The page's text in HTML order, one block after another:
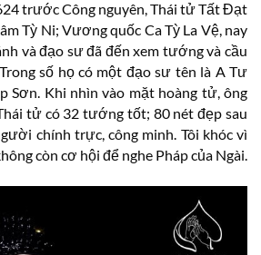
trước Công nguyên, Thái tử Tất Đạt
Tỳ Ni; Vương quốc Ca Tỳ La Vệ, nay
và đạo sư đã đến xem tướng và cầu
số họ có một đạo sư tên là A Tư
Sơn. Khi nhìn vào mặt hoàng tử, ông
tử có 32 tướng tốt; 80 nét đẹp sau
chính trực, công minh. Tôi khóc vì
còn cơ hội để nghe Pháp của Ngài.